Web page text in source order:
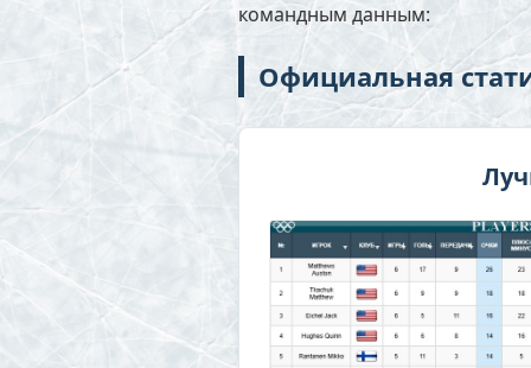
командным данным:
Официальная